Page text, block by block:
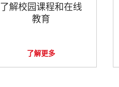
了解校园课程和在线
教育
了解更多